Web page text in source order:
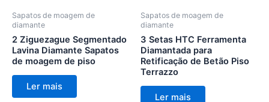
Sapatos de moagem de
diamante
2 Ziguezague Segmentado
Lavina Diamante Sapatos
de moagem de piso
Ler mais
Sapatos de moagem de
diamante
3 Setas HTC Ferramenta
Diamantada para
Retificação de Betão Piso
Terrazzo
Ler mais